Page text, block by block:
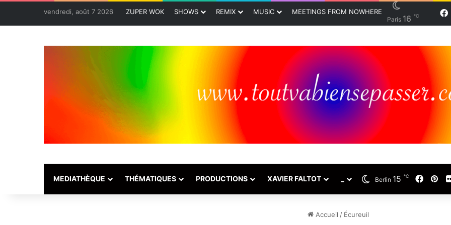
vendredi, août 7 2026 ZUPER WOK SHOWS REMIX MUSIC MEETINGS FROM NOWHERE
Paris 16 ℃
MEDIATHÈQUE THÉMATIQUES PRODUCTIONS XAVIER FALTOT Berlin 15 ℃
Accueil / Écureuil